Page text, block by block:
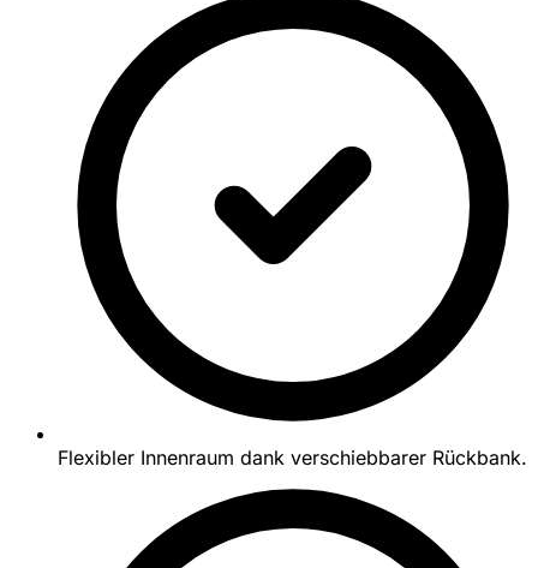
Flexibler Innenraum dank verschiebbarer Rückbank.